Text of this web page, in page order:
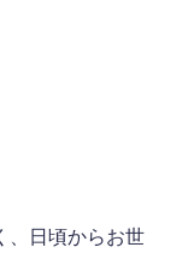
、日頃からお世